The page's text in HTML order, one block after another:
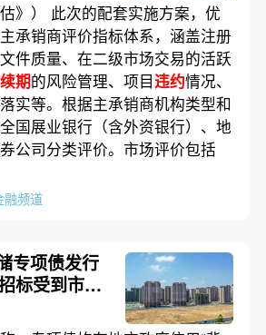
》） 此次的配套实施方案，优
承销商评价指标体系，涵盖注册
件质量、在二级市场交易的活跃
期的风险管理、项目违约情况、
实等。根据主承销商机构类型和
国展业银行（含外资银行）、地
公司分类评价。市场评价包括
融频道
专项债发行
标受到市场